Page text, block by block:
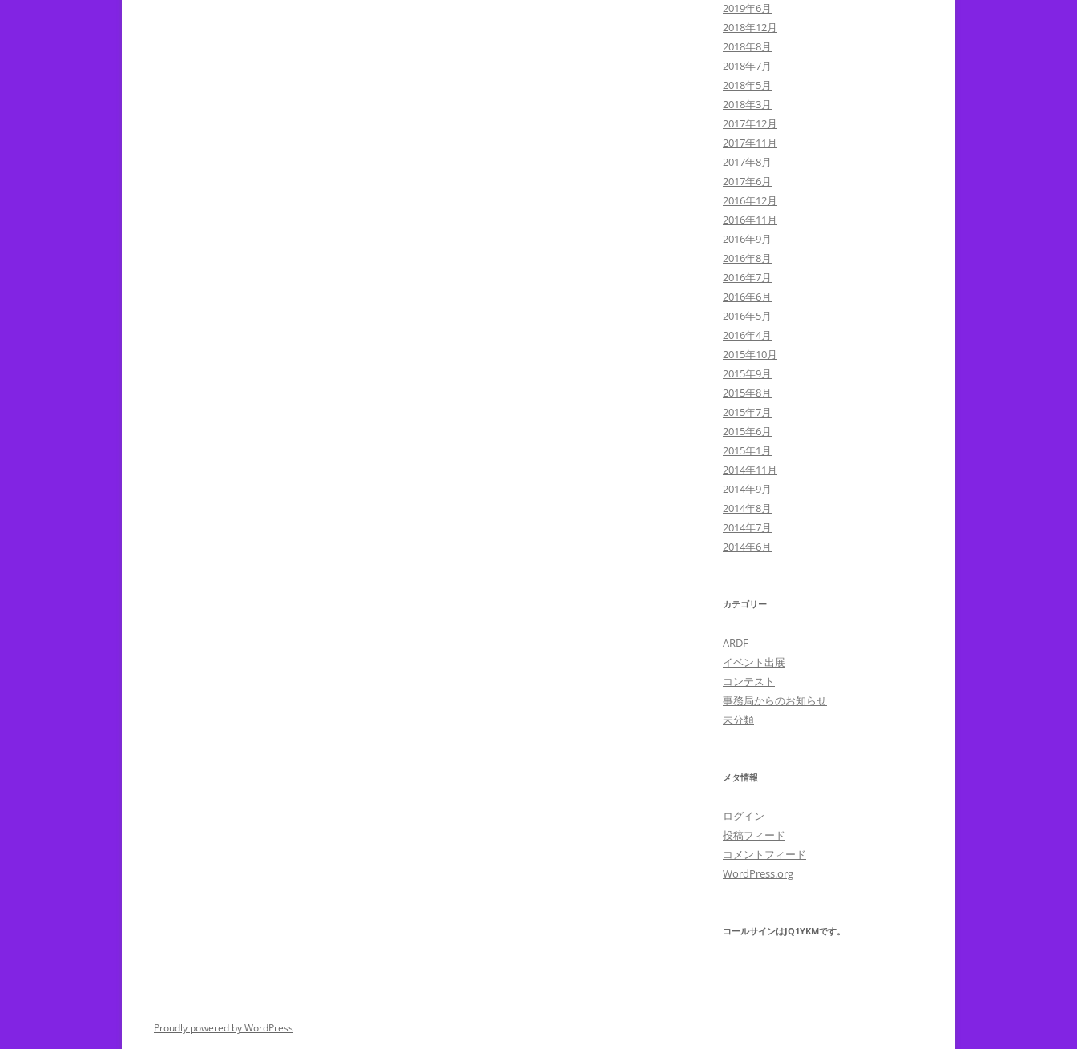
2019年6月
2018年12月
2018年8月
2018年7月
2018年5月
2018年3月
2017年12月
2017年11月
2017年8月
2017年6月
2016年12月
2016年11月
2016年9月
2016年8月
2016年7月
2016年6月
2016年5月
2016年4月
2015年10月
2015年9月
2015年8月
2015年7月
2015年6月
2015年1月
2014年11月
2014年9月
2014年8月
2014年7月
2014年6月
カテゴリー
ARDF
イベント出展
コンテスト
事務局からのお知らせ
未分類
メタ情報
ログイン
投稿フィード
コメントフィード
WordPress.org
コールサインはJQ1YKMです。
Proudly powered by WordPress